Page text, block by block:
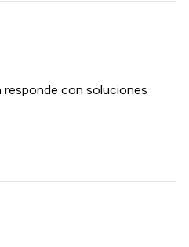
responde con soluciones